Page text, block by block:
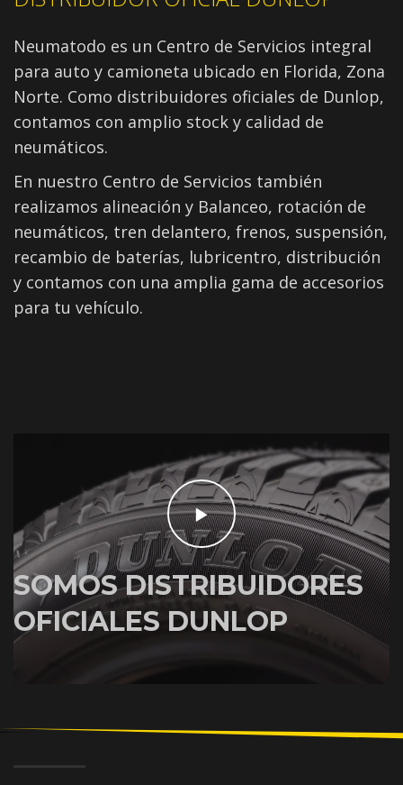
Neumatodo es un Centro de Servicios integral
para auto y camioneta ubicado en Florida, Zona
Norte. Como distribuidores oficiales de Dunlop,
contamos con amplio stock y calidad de
neumáticos.
En nuestro Centro de Servicios también
realizamos alineación y Balanceo, rotación de
neumáticos, tren delantero, frenos, suspensión,
recambio de baterías, lubricentro, distribución
y contamos con una amplia gama de accesorios
para tu vehículo.
SOMOS DISTRIBUIDORES
OFICIALES DUNLOP